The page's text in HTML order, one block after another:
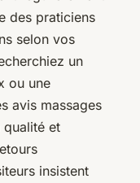
des praticiens
selon vos
un
ou une
avis massages
qualité et
insistent